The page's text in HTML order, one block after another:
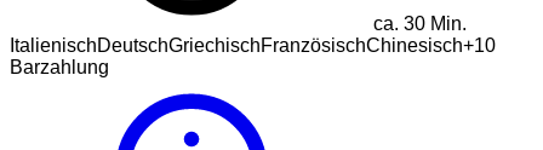
ca. 30 Min.
ItalienischDeutschGriechischFranzösischChinesisch+10
Barzahlung